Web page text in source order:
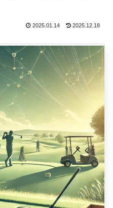
2025.01.14 2025.12.18